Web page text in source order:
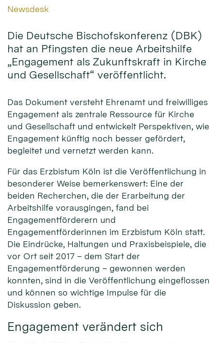
Von:
Newsdesk
Die Deutsche Bischofskonferenz (DBK)
hat an Pfingsten die neue Arbeitshilfe
„Engagement als Zukunftskraft in Kirche
und Gesellschaft“ veröffentlicht.
Das Dokument versteht Ehrenamt und freiwilliges
Engagement als zentrale Ressource für Kirche
und Gesellschaft und entwickelt Perspektiven, wie
Engagement künftig noch besser gefördert,
begleitet und vernetzt werden kann.
Für das Erzbistum Köln ist die Veröffentlichung in
besonderer Weise bemerkenswert: Eine der
beiden Recherchen, die der Erarbeitung der
Arbeitshilfe vorausgingen, fand bei
Engagementförderern und
Engagementförderinnen im Erzbistum Köln statt.
Die Eindrücke, Haltungen und Praxisbeispiele, die
vor Ort seit 2017 – dem Start der
Engagementförderung – gewonnen werden
konnten, sind in die Veröffentlichung eingeflossen
und können so wichtige Impulse für die
Diskussion geben.
Engagement verändert sich